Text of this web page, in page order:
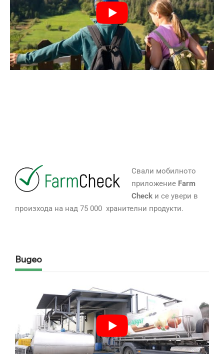
Свали мобилното
приложение Farm
Checkи се увери в
произхода на над 75 000 хранителни продукти.
Видео